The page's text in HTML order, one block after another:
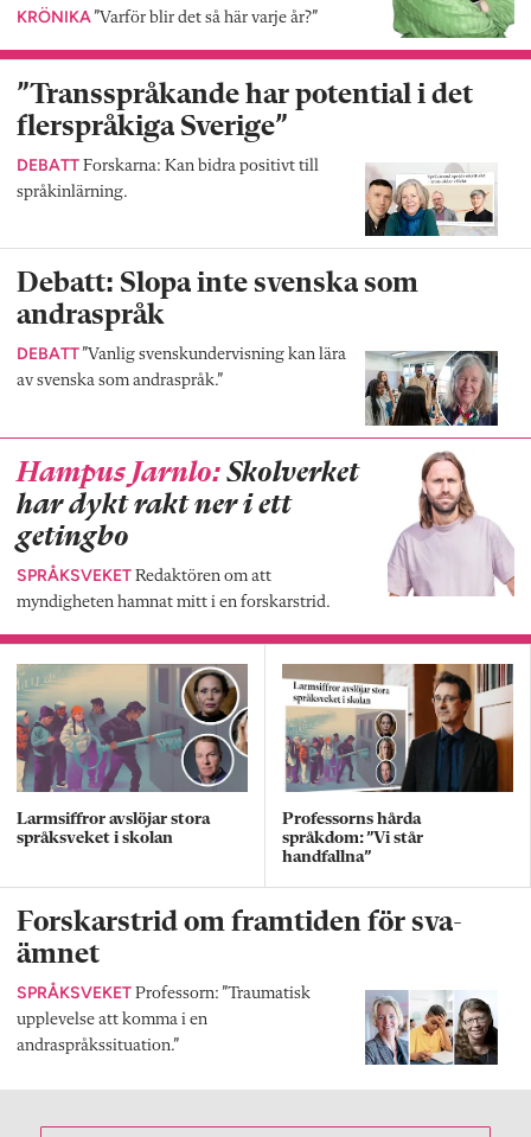
KRÖNIKA ”Varför blir det så här varje år?”
”Transspråkande har potential i det
flerspråkiga Sverige”
DEBATT Forskarna: Kan bidra positivt till
språkinlärning.
Debatt: Slopa inte svenska som
andraspråk
DEBATT”Vanlig svenskundervisning kan lära
av svenska som andraspråk.”
Hampus Jarnlo: Skolverket
har dykt rakt ner i ett
getingbo
SPRÅKSVEKET Redaktören om att
myndigheten hamnat mitt i en forskarstrid.
Larmsiffror avslöjar stora
språksveket i skolan
Professorns hårda
språkdom: ”Vi står
handfallna”
Forskarstrid om framtiden för sva-
ämnet
SPRÅKSVEKET Professorn: ”Traumatisk
upplevelse att komma i en
andraspråkssituation.”